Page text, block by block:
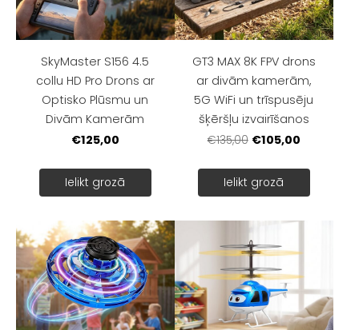
SkyMaster S156 4.5
collu HD Pro Drons ar
Optisko Plūsmu un
Divām Kamerām
€125,00
Ielikt grozā
GT3 MAX 8K FPV drons
ar divām kamerām,
5G WiFi un trīspusēju
šķēršļu izvairīšanos
€135,00 €105,00
Ielikt grozā